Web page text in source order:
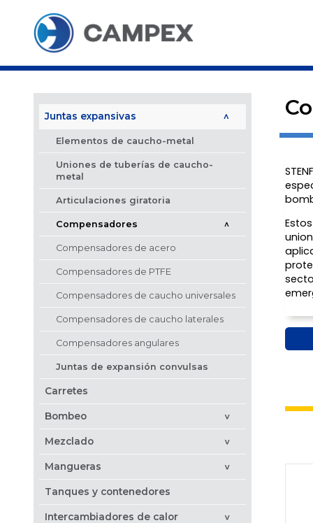
Juntas expansivas >
Elementos de caucho-metal
Uniones de tuberías de caucho-
metal
Articulaciones giratoria
Compensadores >
Compensadores de acero
Compensadores de PTFE
Compensadores de caucho universales
Compensadores de caucho laterales
Compensadores angulares
Juntas de expansión convulsas
Carretes
Bombeo >
Mezclado >
Mangueras >
Tanques y contenedores
Intercambiadores de calor >